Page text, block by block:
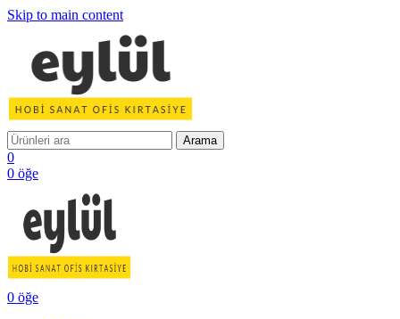
Skip to main content
Arama
0
0 öğe
0 öğe